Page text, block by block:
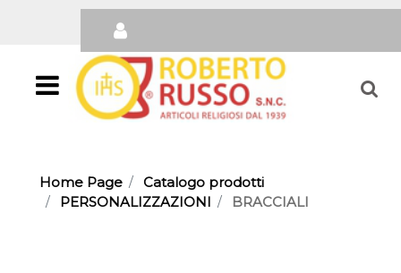
Open
Home Page
Catalogo prodotti
PERSONALIZZAZIONI
BRACCIALI